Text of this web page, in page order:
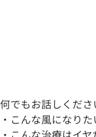
何でもお話しくださ
・こんな風になりた